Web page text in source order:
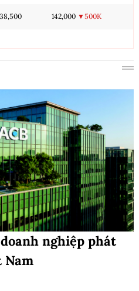
142,000 ▼500K
nghiệp phát
Nam